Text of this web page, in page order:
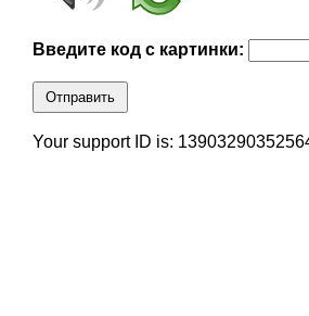
Введите код с картинки:
Отправить
Your support ID is: